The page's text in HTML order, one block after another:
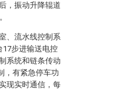
，振动升降辊道
、流水线控制系
17步进输送电控
系统和链条传动
，有紧急停车功
现实时通信，每